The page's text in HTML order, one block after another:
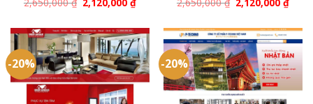
-20% -20%